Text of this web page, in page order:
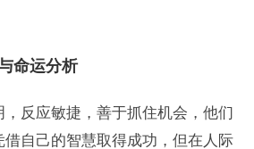
命运分析
反应敏捷，善于抓住机会，他们
自己的智慧取得成功，但在人际